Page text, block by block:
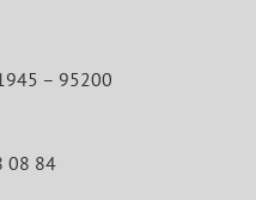
– 95200
08 84